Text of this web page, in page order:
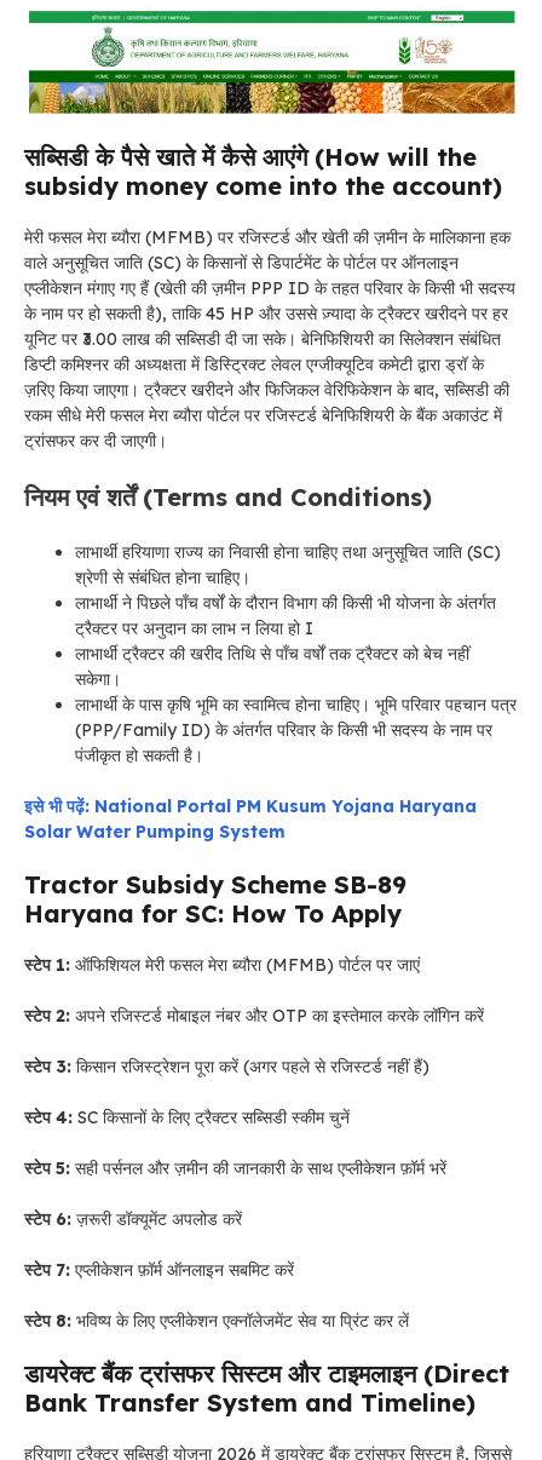
सब्सिडी के पैसे खाते में कैसे आएंगे (How will the
subsidy money come into the account)
मेरी फसल मेरा ब्यौरा (MFMB) पर रजिस्टर्ड और खेती की ज़मीन के मालिकाना हक
वाले अनुसूचित जाति (SC) के किसानों से डिपार्टमेंट के पोर्टल पर ऑनलाइन
एप्लीकेशन मंगाए गए हैं (खेती की ज़मीन PPP ID के तहत परिवार के किसी भी सदस्य
के नाम पर हो सकती है), ताकि 45 HP और उससे ज़्यादा के ट्रैक्टर खरीदने पर हर
यूनिट पर ₹3.00 लाख की सब्सिडी दी जा सके। बेनिफिशियरी का सिलेक्शन संबंधित
डिप्टी कमिश्नर की अध्यक्षता में डिस्ट्रिक्ट लेवल एग्जीक्यूटिव कमेटी द्वारा ड्रॉ के
ज़रिए किया जाएगा। ट्रैक्टर खरीदने और फिजिकल वेरिफिकेशन के बाद, सब्सिडी की
रकम सीधे मेरी फसल मेरा ब्यौरा पोर्टल पर रजिस्टर्ड बेनिफिशियरी के बैंक अकाउंट में
ट्रांसफर कर दी जाएगी।
नियम एवं शर्तें (Terms and Conditions)
लाभार्थी हरियाणा राज्य का निवासी होना चाहिए तथा अनुसूचित जाति (SC)
श्रेणी से संबंधित होना चाहिए।
लाभार्थी ने पिछले पाँच वर्षों के दौरान विभाग की किसी भी योजना के अंतर्गत
ट्रैक्टर पर अनुदान का लाभ न लिया हो I
लाभार्थी ट्रैक्टर की खरीद तिथि से पाँच वर्षों तक ट्रैक्टर को बेच नहीं
सकेगा।
लाभार्थी के पास कृषि भूमि का स्वामित्व होना चाहिए। भूमि परिवार पहचान पत्र
(PPP/Family ID) के अंतर्गत परिवार के किसी भी सदस्य के नाम पर
पंजीकृत हो सकती है।
इसे भी पढ़ें: National Portal PM Kusum Yojana Haryana
Solar Water Pumping System
Tractor Subsidy Scheme SB-89
Haryana for SC: How To Apply
स्टेप 1: ऑफिशियल मेरी फसल मेरा ब्यौरा (MFMB) पोर्टल पर जाएं
स्टेप 2: अपने रजिस्टर्ड मोबाइल नंबर और OTP का इस्तेमाल करके लॉगिन करें
स्टेप 3: किसान रजिस्ट्रेशन पूरा करें (अगर पहले से रजिस्टर्ड नहीं हैं)
स्टेप 4: SC किसानों के लिए ट्रैक्टर सब्सिडी स्कीम चुनें
स्टेप 5: सही पर्सनल और ज़मीन की जानकारी के साथ एप्लीकेशन फ़ॉर्म भरें
स्टेप 6: ज़रूरी डॉक्यूमेंट अपलोड करें
स्टेप 7: एप्लीकेशन फ़ॉर्म ऑनलाइन सबमिट करें
स्टेप 8: भविष्य के लिए एप्लीकेशन एक्नॉलेजमेंट सेव या प्रिंट कर लें
डायरेक्ट बैंक ट्रांसफर सिस्टम और टाइमलाइन (Direct
Bank Transfer System and Timeline)
हरियाणा ट्रैक्टर सब्सिडी योजना 2026 में डायरेक्ट बैंक ट्रांसफर सिस्टम है, जिससे